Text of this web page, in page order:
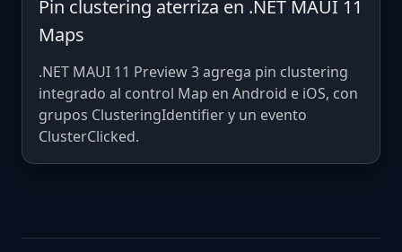
Pin clustering aterriza en .NET MAUI 11
Maps
.NET MAUI 11 Preview 3 agrega pin clustering
integrado al control Map en Android e iOS, con
grupos ClusteringIdentifier y un evento
ClusterClicked.